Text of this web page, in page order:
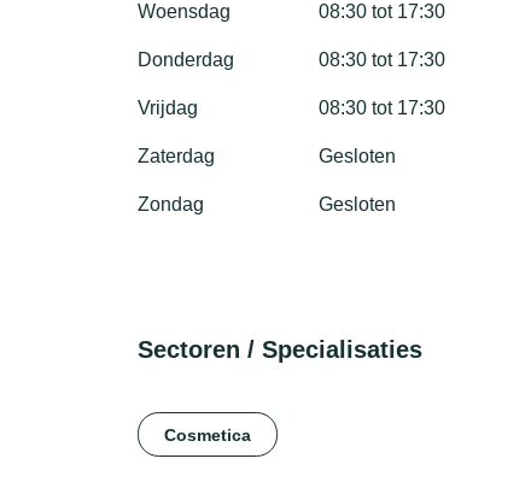
Woensdag 08:30 tot 17:30
Donderdag 08:30 tot 17:30
Vrijdag 08:30 tot 17:30
Zaterdag Gesloten
Zondag Gesloten
Sectoren / Specialisaties
Cosmetica